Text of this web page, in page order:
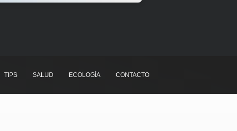
TIPS SALUD ECOLOGÍA CONTACTO